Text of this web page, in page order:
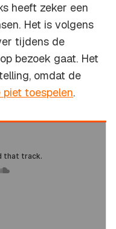
heeft zeker een
Het is volgens
tijdens de
bezoek gaat. Het
omdat de
toespelen.